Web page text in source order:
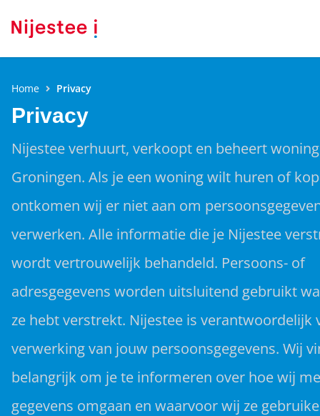
Home Privacy
Privacy
Nijestee verhuurt, verkoopt en beheert
Groningen. Als je een woning wilt huren of
ontkomen wij er niet aan om
verwerken. Alle informatie die je Nijestee
wordt vertrouwelijk behandeld. Persoons- of
adresgegevens worden uitsluitend gebruikt
ze hebt verstrekt. Nijestee is verantwoordelijk
verwerking van jouw persoonsgegevens. Wij
belangrijk om je te informeren over hoe wij
gegevens omgaan en waarvoor wij ze